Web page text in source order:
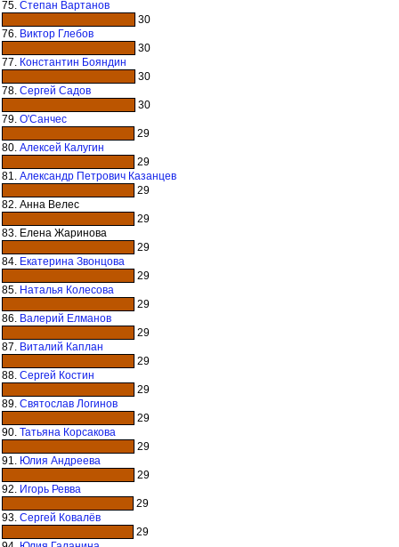
75. Степан Вартанов
30
76. Виктор Глебов
30
77. Константин Бояндин
30
78. Сергей Садов
30
79. О'Санчес
29
80. Алексей Калугин
29
81. Александр Петрович Казанцев
29
82. Анна Велес
29
83. Елена Жаринова
29
84. Екатерина Звонцова
29
85. Наталья Колесова
29
86. Валерий Елманов
29
87. Виталий Каплан
29
88. Сергей Костин
29
89. Святослав Логинов
29
90. Татьяна Корсакова
29
91. Юлия Андреева
29
92. Игорь Ревва
29
93. Сергей Ковалёв
29